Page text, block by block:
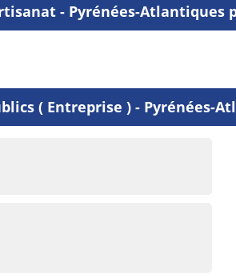
- Pyrénées-Atlantiques
( Entreprise ) - Pyrénées-